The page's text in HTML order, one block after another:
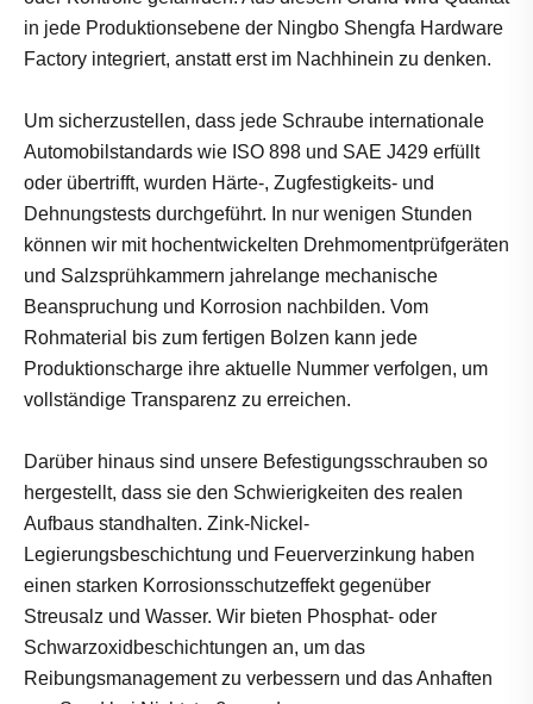
in jede Produktionsebene der Ningbo Shengfa Hardware
Factory integriert, anstatt erst im Nachhinein zu denken.
Um sicherzustellen, dass jede Schraube internationale
Automobilstandards wie ISO 898 und SAE J429 erfüllt
oder übertrifft, wurden Härte-, Zugfestigkeits- und
Dehnungstests durchgeführt. In nur wenigen Stunden
können wir mit hochentwickelten Drehmomentprüfgeräten
und Salzsprühkammern jahrelange mechanische
Beanspruchung und Korrosion nachbilden. Vom
Rohmaterial bis zum fertigen Bolzen kann jede
Produktionscharge ihre aktuelle Nummer verfolgen, um
vollständige Transparenz zu erreichen.
Darüber hinaus sind unsere Befestigungsschrauben so
hergestellt, dass sie den Schwierigkeiten des realen
Aufbaus standhalten. Zink-Nickel-
Legierungsbeschichtung und Feuerverzinkung haben
einen starken Korrosionsschutzeffekt gegenüber
Streusalz und Wasser. Wir bieten Phosphat- oder
Schwarzoxidbeschichtungen an, um das
Reibungsmanagement zu verbessern und das Anhaften